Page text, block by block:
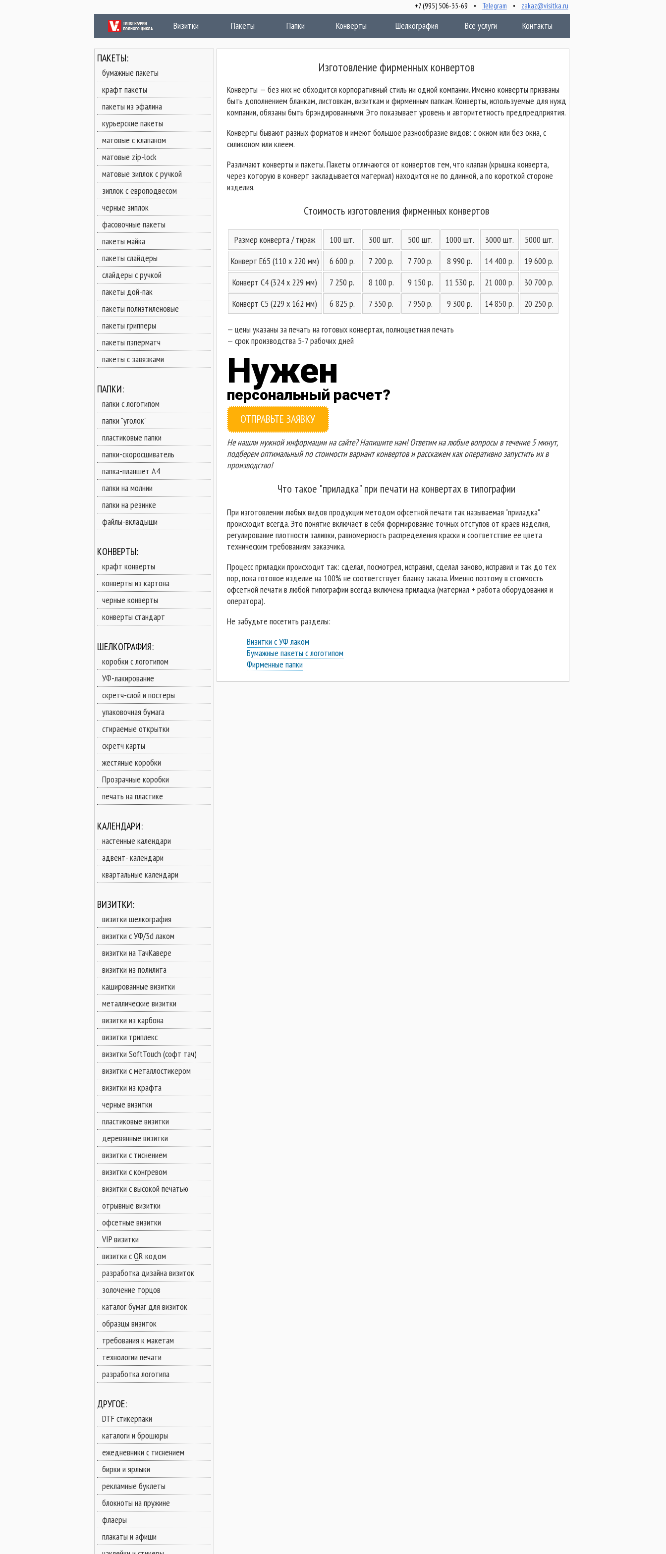
Визитки Пакеты Папки Конверты Шелкография Все услуги Контакты
+7 (995) 506-35-69 • Telegram • zakaz@visitka.ru
ПАКЕТЫ:
бумажные пакеты
крафт пакеты
пакеты из эфалина
курьерские пакеты
матовые с клапаном
матовые zip-lock
матовые зиплок с ручкой
зиплок с европодвесом
черные зиплок
фасовочные пакеты
пакеты майка
пакеты слайдеры
слайдеры с ручкой
пакеты дой-пак
пакеты полиэтиленовые
пакеты грипперы
пакеты пэперматч
пакеты с завязками
ПАПКИ:
папки с логотипом
папки "уголок"
пластиковые папки
папки-скоросшиватель
папка-планшет А4
папки на молнии
папки на резинке
файлы-вкладыши
КОНВЕРТЫ:
крафт конверты
конверты из картона
черные конверты
конверты стандарт
ШЕЛКОГРАФИЯ:
коробки с логотипом
УФ-лакирование
скретч-слой и постеры
упаковочная бумага
стираемые открытки
скретч карты
жестяные коробки
Прозрачные коробки
печать на пластике
КАЛЕНДАРИ:
настенные календари
адвент- календари
квартальные календари
ВИЗИТКИ:
визитки шелкография
визитки с УФ/3d лаком
визитки на ТачКавере
визитки из полилита
кашированные визитки
металлические визитки
визитки из карбона
визитки триплекс
визитки SoftTouch (софт тач)
визитки с металлостикером
визитки из крафта
черные визитки
пластиковые визитки
деревянные визитки
визитки с тиснением
визитки с конгревом
визитки с высокой печатью
отрывные визитки
офсетные визитки
VIP визитки
визитки с QR кодом
разработка дизайна визиток
золочение торцов
каталог бумаг для визиток
образцы визиток
требования к макетам
технологии печати
разработка логотипа
ДРУГОЕ:
DTF стикерпаки
каталоги и брошюры
ежедневники с тиснением
бирки и ярлыки
рекламные буклеты
блокноты на пружине
флаеры
плакаты и афиши
Изготовление фирменных конвертов
Конверты — без них не обходится корпоративный стиль ни одной компании. Именно конверты призваны
быть дополнением бланкам, листовкам, визиткам и фирменным папкам. Конверты, используемые для нужд
компании, обязаны быть брэндированными. Это показывает уровень и авторитетность предпредприятия.
Конверты бывают разных форматов и имеют большое разнообразие видов: с окном или без окна, с
силиконом или клеем.
Различают конверты и пакеты. Пакеты отличаются от конвертов тем, что клапан (крышка конверта,
через которую в конверт закладывается материал) находится не по длинной, а по короткой стороне
изделия.
Стоимость изготовления фирменных конвертов
Размер конверта / тираж 100 шт. 300 шт. 500 шт. 1000 шт. 3000 шт.
5000 шт.
Конверт Е65 (110 x 220 мм)
6 600 р. 7 200 р. 7 700 р. 8 990 р. 14 400 р.
19 600 р.
Конверт С4 (324 x 229 мм)
7 250 р. 8 100 р. 9 150 р. 11 530 р. 21 000 р.
30 700 р.
Конверт С5 (229 x 162 мм)
6 825 р. 7 350 р. 7 950 р. 9 300 р. 14 850 р. 20 250 р.
— цены указаны за печать на готовых конвертах, полноцветная печать
— срок производства 5-7 рабочих дней
Нужен
персональный расчет?
ОТПРАВЬТЕ ЗАЯВКУ
Не нашли нужной информации на сайте? Напишите нам! Ответим на любые вопросы в течение 5 минут,
подберем оптимальный по стоимости вариант конвертов и расскажем как оперативно запустить их в
производство!
Что такое "приладка" при печати на конвертах в типографии
При изготовлении любых видов продукции методом офсетной печати так называемая "приладка"
происходит всегда. Это понятие включает в себя формирование точных отступов от краев изделия,
регулирование плотности заливки, равномерность распределения краски и соответствие ее цвета
техническим требованиям заказчика.
Процесс приладки происходит так: сделал, посмотрел, исправил, сделал заново, исправил и так до тех
пор, пока готовое изделие на 100% не соответствует бланку заказа. Именно поэтому в стоимость
офсетной печати в любой типографии всегда включена приладка (материал + работа оборудования и
оператора).
Не забудьте посетить разделы:
Визитки с УФ лаком
Бумажные пакеты с логотипом
Фирменные папки